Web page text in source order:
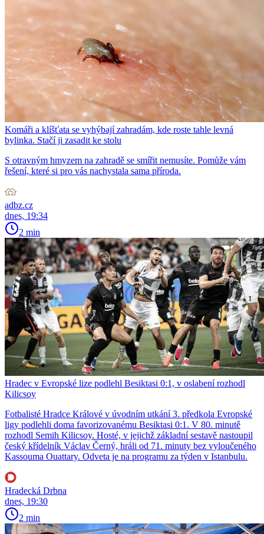
Komáři a klíšťata se vyhýbají zahradám, kde roste tahle levná
bylinka. Stačí ji zasadit ke stolu
S otravným hmyzem na zahradě se smířit nemusíte. Pomůže vám
řešení, které si pro vás nachystala sama příroda.
adbz.cz
dnes, 19:34
2 min
Hradec v Evropské lize podlehl Besiktasi 0:1, v oslabení rozhodl
Kilicsoy
Fotbalisté Hradce Králové v úvodním utkání 3. předkola Evropské
ligy podlehli doma favorizovanému Besiktasi 0:1. V 80. minutě
rozhodl Semih Kilicsoy. Hosté, v jejichž základní sestavě nastoupil
český křídelník Václav Černý, hráli od 71. minuty bez vyloučeného
Kassouma Ouattary. Odveta je na programu za týden v Istanbulu.
Hradecká Drbna
dnes, 19:30
2 min